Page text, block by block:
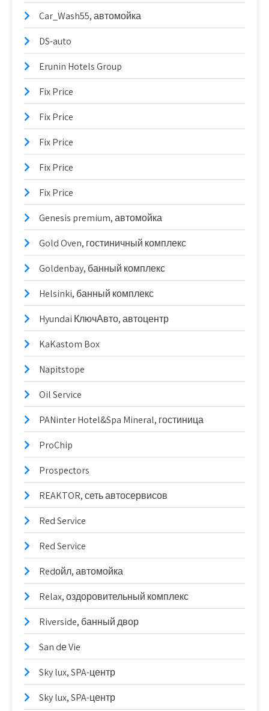
Car_Wash55, автомойка
DS-auto
Erunin Hotels Group
Fix Price
Fix Price
Fix Price
Fix Price
Fix Price
Genesis premium, автомойка
Gold Oven, гостиничный комплекс
Goldenbay, банный комплекс
Helsinki, банный комплекс
Hyundai КлючАвто, автоцентр
KaKastom Box
Napitstope
Oil Service
PANinter Hotel&Spa Mineral, гостиница
ProChip
Prospectors
REAKTOR, сеть автосервисов
Red Service
Red Service
Redойл, автомойка
Relax, оздоровительный комплекс
Riverside, банный двор
San dе Vie
Sky lux, SPA-центр
Sky lux, SPA-центр